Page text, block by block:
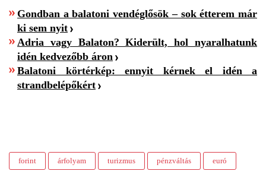
Gondban a balatoni vendéglősök – sok étterem már
ki sem nyit
Adria vagy Balaton? Kiderült, hol nyaralhatunk
idén kedvezőbb áron
Balatoni körtérkép: ennyit kérnek el idén a
strandbelépőkért
forint árfolyam turizmus pénzváltás euró